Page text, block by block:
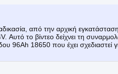
από την αρχική
το βίντεο δείχνει τη
96Ah 18650 που έχει σχεδιαστεί